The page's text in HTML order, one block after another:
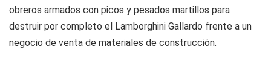
obreros armados con picos y pesados martillos para
destruir por completo el Lamborghini Gallardo frente a un
negocio de venta de materiales de construcción.